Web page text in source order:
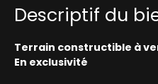
Descriptif du
Terrain constructible à
En exclusivité